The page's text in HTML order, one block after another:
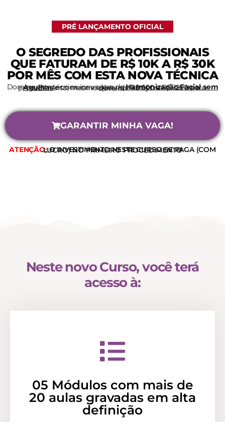
PRÉ LANÇAMENTO OFICIAL
O SEGREDO DAS PROFISSIONAIS
QUE FATURAM DE R$ 10K A R$ 30K
POR MÊS COM ESTA NOVA TÉCNICA
Domine esta técnica inovadora de
Harmonização Facial sem Agulhas e comece a cobrar de R$ 500 a R$ 1200 por procedimento, mesmo que você esteja no início de sua carreira.
GARANTIR MINHA VAGA!
ATENÇÃO:O INVESTIMENTO NESTE CURSO SE PAGA (COM LUCRO) NO PRIMEIRO PROCEDIMENTO
Neste novo Curso, você terá
acesso à:
05 Módulos com mais de
20 aulas gravadas em alta
definição